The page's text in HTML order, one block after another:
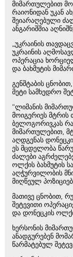
მიმართულებით
რაიონიდან უკან
შეიარაღებული
ანგარიშშია
„უკრაინის
უკრაინის
ოპერაცია
და ბახმუტის
გენშტაბის
მეტი სამხედრო
"ლიმანის
მოიგერიეს მტრის
ბელოგორივკას
მიმართულებით,
აღდგენას
ეს მცდელობა
ძალები
ოლქის ბახმუტის
აღჭურვილობის
მიღწეულ
მათივე ცნობით,
შეტევითი
და დონეცკის
ხერსონის
ანადგურებენ
წარმატებულ